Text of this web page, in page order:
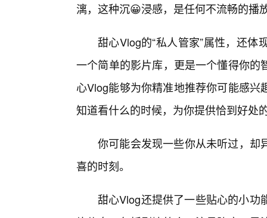
漓，这种沉😀浸感，是任何不流畅的播
甜心Vlog的“私人管家”属性，还
一个简单的影片库，更是一个懂得你
心Vlog能够为你精准地推荐你可能感
知道看什么的时候，为你提供恰到好处
你可能会发现一些你从未听过，却
喜的时刻。
甜心Vlog还提供了一些贴心的小功